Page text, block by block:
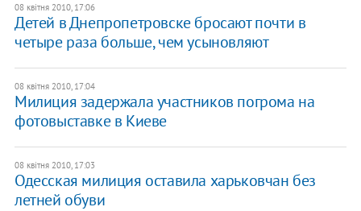
08 квітня 2010, 17:06
Детей в Днепропетровске бросают почти в
четыре раза больше, чем усыновляют
08 квітня 2010, 17:04
Милиция задержала участников погрома на
фотовыставке в Киеве
08 квітня 2010, 17:03
Одесская милиция оставила харьковчан без
летней обуви